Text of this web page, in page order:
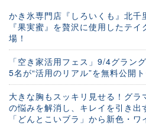
かき氷専門店『しろいくも』北千
『果実蜜』を贅沢に使用したテ
場！
「空き家活用フェス」9/4グラン
5名が“活用のリアル”を無料公開
大きな胸もスッキリ見せる！グラ
の悩みを解消し、キレイを引き出
「どんとこいブラ」から新色・ワ